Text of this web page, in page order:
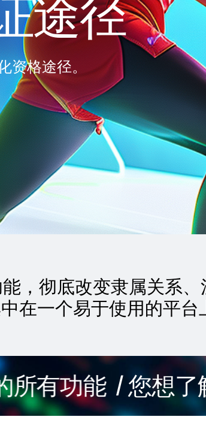
途径
资格途径。
，彻底改变隶属关系
在一个易于使用的平台
能/ 您想了解系统